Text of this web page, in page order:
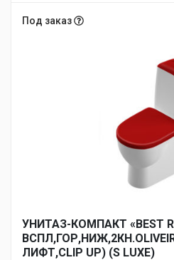
Под заказ
УНИТАЗ-КОМПАКТ «BEST
ЛИФТ,CLIP UP) (S LUXE)